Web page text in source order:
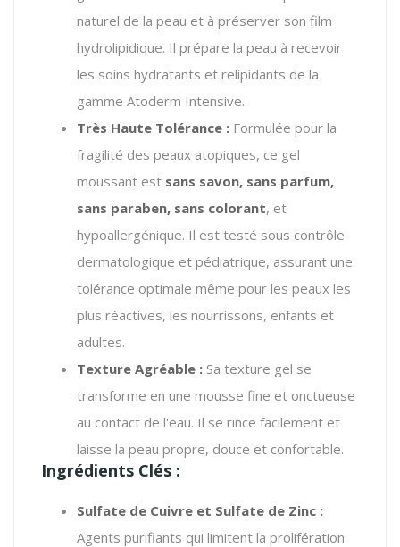
naturel de la peau et à préserver son film
hydrolipidique. Il prépare la peau à recevoir
les soins hydratants et relipidants de la
gamme Atoderm Intensive.
Très Haute Tolérance : Formulée pour la
fragilité des peaux atopiques, ce gel
moussant est sans savon, sans parfum,
sans paraben, sans colorant, et
hypoallergénique. Il est testé sous contrôle
dermatologique et pédiatrique, assurant une
tolérance optimale même pour les peaux les
plus réactives, les nourrissons, enfants et
adultes.
Texture Agréable : Sa texture gel se
transforme en une mousse fine et onctueuse
au contact de l'eau. Il se rince facilement et
laisse la peau propre, douce et confortable.
Ingrédients Clés :
Sulfate de Cuivre et Sulfate de Zinc :
Agents purifiants qui limitent la prolifération